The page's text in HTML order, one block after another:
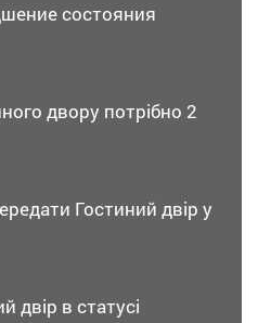
состояния
двору потрібно 2
Гостиний двір у
двір в статусі